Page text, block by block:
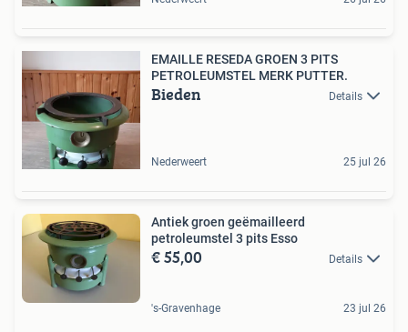
EMAILLE RESEDA GROEN 3 PITS
PETROLEUMSTEL MERK PUTTER.
Bieden Details
Nederweert 25 jul 26
Antiek groen geëmailleerd
petroleumstel 3 pits Esso
€ 55,00 Details
's-Gravenhage 23 jul 26